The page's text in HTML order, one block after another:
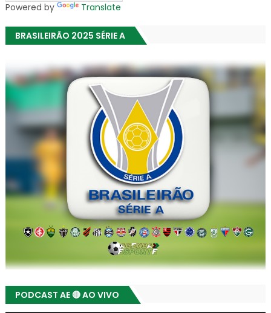
Powered by Translate
BRASILEIRÃO 2025 SÉRIE A
PODCAST AE 🔴 AO VIVO